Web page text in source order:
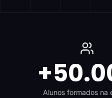
Alunos formados na